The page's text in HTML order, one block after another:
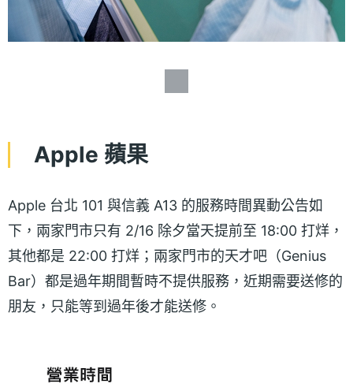
Apple 蘋果
Apple 台北 101 與信義 A13 的服務時間異動公告如
下，兩家門市只有 2/16 除夕當天提前至 18:00 打烊，
其他都是 22:00 打烊；兩家門市的天才吧（Genius
Bar）都是過年期間暫時不提供服務，近期需要送修的
朋友，只能等到過年後才能送修。